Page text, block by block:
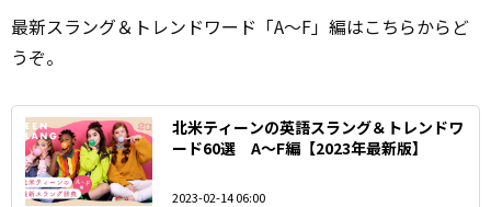
最新スラング＆トレンドワード「A～F」編はこちらからど
うぞ。
北米ティーンの英語スラング＆トレンドワ
ード60選 A～F編【2023年最新版】
2023-02-14 06:00